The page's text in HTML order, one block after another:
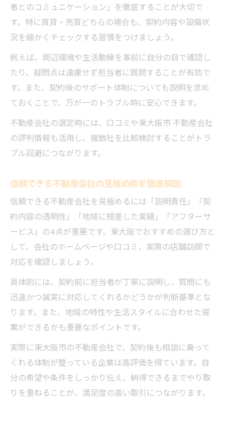
者とのコミュニケーション」を徹底することが大切で
す。特に賃貸・売買どちらの場合も、契約内容や設備状
況を細かくチェックする習慣をつけましょう。
例えば、周辺環境や生活動線を事前に自分の目で確認し
たり、疑問点は遠慮せず担当者に質問することが有効で
す。また、契約後のサポート体制についても説明を求め
ておくことで、万が一のトラブル時に安心できます。
不動産会社の選定時には、口コミや東大阪市 不動産会社
の評判情報も活用し、複数社を比較検討することがトラ
ブル回避につながります。
信頼できる不動産会社の見極め術を徹底解説
信頼できる不動産会社を見極めるには「説明責任」「契
約内容の透明性」「地域に根差した実績」「アフターサ
ービス」の4点が重要です。東大阪でおすすめの選び方と
して、会社のホームページや口コミ、実際の店舗訪問で
対応を確認しましょう。
具体的には、契約前に担当者が丁寧に説明し、質問にも
迅速かつ誠実に対応してくれるかどうかが判断基準とな
ります。また、地域の特性や生活スタイルに合わせた提
案ができるかも重要なポイントです。
実際に東大阪市の不動産会社で、契約後も相談に乗って
くれる体制が整っている企業は高評価を得ています。自
分の希望や条件をしっかり伝え、納得できるまでやり取
りを重ねることが、満足度の高い取引につながります。